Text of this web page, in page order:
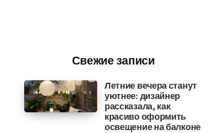
Свежие записи
Летние вечера станут
уютнее: дизайнер
рассказала, как
красиво оформить
освещение на балконе